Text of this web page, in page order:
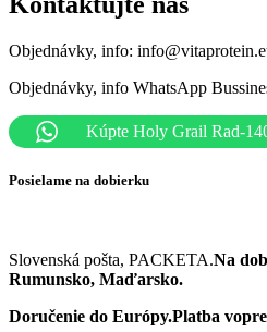
Objednávky, info:
Objednávky, info WhatsApp
Kúpte Holy Grail Rad-
Posielame na dobierku
Slovenská pošta, PACKETA.Na
Rumunsko, Maďarsko.
Doručenie do Európy.Platba